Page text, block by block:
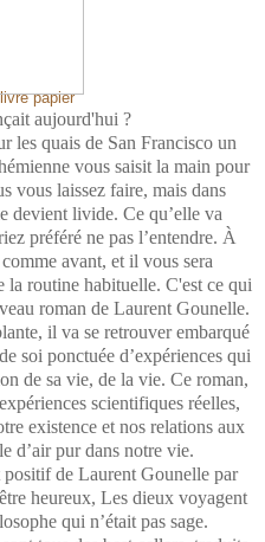
papier
aujourd'hui ?
les quais de San Francisco un
vous saisit la main pour
vous laissez faire, mais dans
devient livide. Ce qu’elle va
préféré ne pas l’entendre. À
avant, et il vous sera
la routine habituelle. C'est ce qui
roman de Laurent Gounelle.
il va se retrouver embarqué
soi ponctuée d’expériences qui
de sa vie, de la vie. Ce roman,
scientifiques réelles,
existence et nos relations aux
d’air pur dans notre vie.
de Laurent Gounelle par
heureux, Les dieux voyagent
qui n’était pas sage.